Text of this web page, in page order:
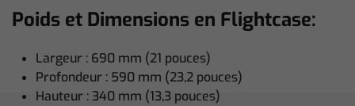
Poids et Dimensions en Flightcase:
Largeur : 690 mm (21 pouces)
Profondeur : 590 mm (23,2 pouces)
Hauteur : 340 mm (13,3 pouces)